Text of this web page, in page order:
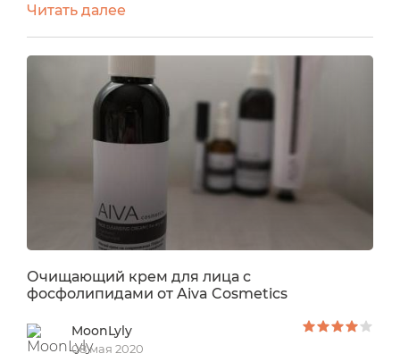
производителя, и я начинаю делиться своим
опытом применения и мнением о них. Я уже
успела рассказать об Очищающем креме с
фосфолипидами для умывания (Отзыв).
Сегодня речь пойдёт о тонике.Цена: 599
р.Производитель: Россия.Срок годности:...
Читать далее
Очищающий крем для лица с
фосфолипидами от Aiva Cosmetics
MoonLyly
08 мая 2020